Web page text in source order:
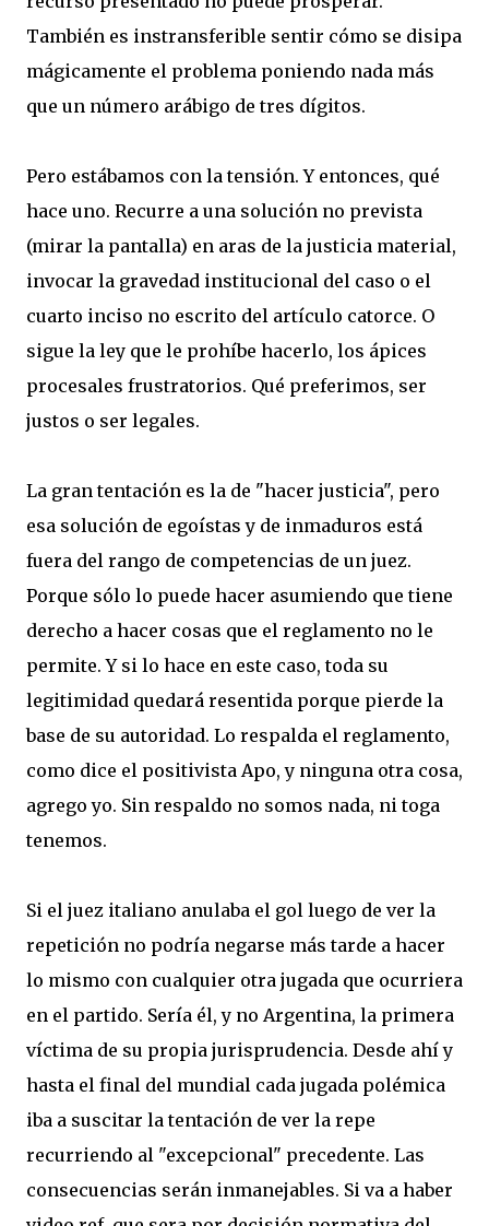
También es instransferible sentir cómo se disipa
mágicamente el problema poniendo nada más
que un número arábigo de tres dígitos.
Pero estábamos con la tensión. Y entonces, qué
hace uno. Recurre a una solución no prevista
(mirar la pantalla) en aras de la justicia material,
invocar la gravedad institucional del caso o el
cuarto inciso no escrito del artículo catorce. O
sigue la ley que le prohíbe hacerlo, los ápices
procesales frustratorios. Qué preferimos, ser
justos o ser legales.
La gran tentación es la de "hacer justicia", pero
esa solución de egoístas y de inmaduros está
fuera del rango de competencias de un juez.
Porque sólo lo puede hacer asumiendo que tiene
derecho a hacer cosas que el reglamento no le
permite. Y si lo hace en este caso, toda su
legitimidad quedará resentida porque pierde la
base de su autoridad. Lo respalda el reglamento,
como dice el positivista Apo, y ninguna otra cosa,
agrego yo. Sin respaldo no somos nada, ni toga
tenemos.
Si el juez italiano anulaba el gol luego de ver la
repetición no podría negarse más tarde a hacer
lo mismo con cualquier otra jugada que ocurriera
en el partido. Sería él, y no Argentina, la primera
víctima de su propia jurisprudencia. Desde ahí y
hasta el final del mundial cada jugada polémica
iba a suscitar la tentación de ver la repe
recurriendo al "excepcional" precedente. Las
consecuencias serán inmanejables. Si va a haber